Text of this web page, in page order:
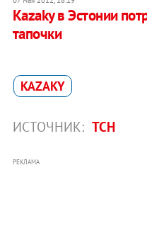
Kazaky в Эстонии
тапочки
KAZAKY
ИСТОЧНИК: ТСН
РЕКЛАМА